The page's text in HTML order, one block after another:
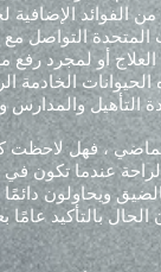
الفوائد الإضافية
المتحدة التواصل مع
أو لمجرد رفع
الخادمة
التأهيل والمدارس
، فهل لاحظت
عندما تكون في
ويحاولون
بالتأكيد عامًا